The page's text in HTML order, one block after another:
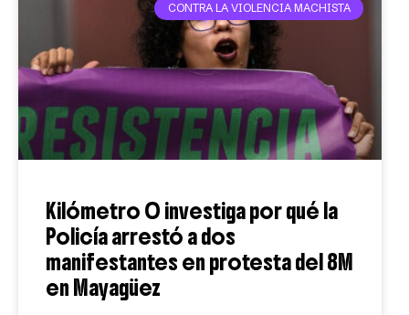
CONTRA LA VIOLENCIA MACHISTA
Kilómetro 0 investiga por qué la
Policía arrestó a dos
manifestantes en protesta del 8M
en Mayagüez